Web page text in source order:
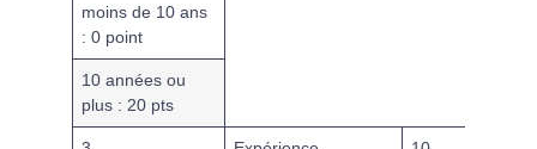
moins de 10 ans
: 0 point
10 années ou
plus : 20 pts